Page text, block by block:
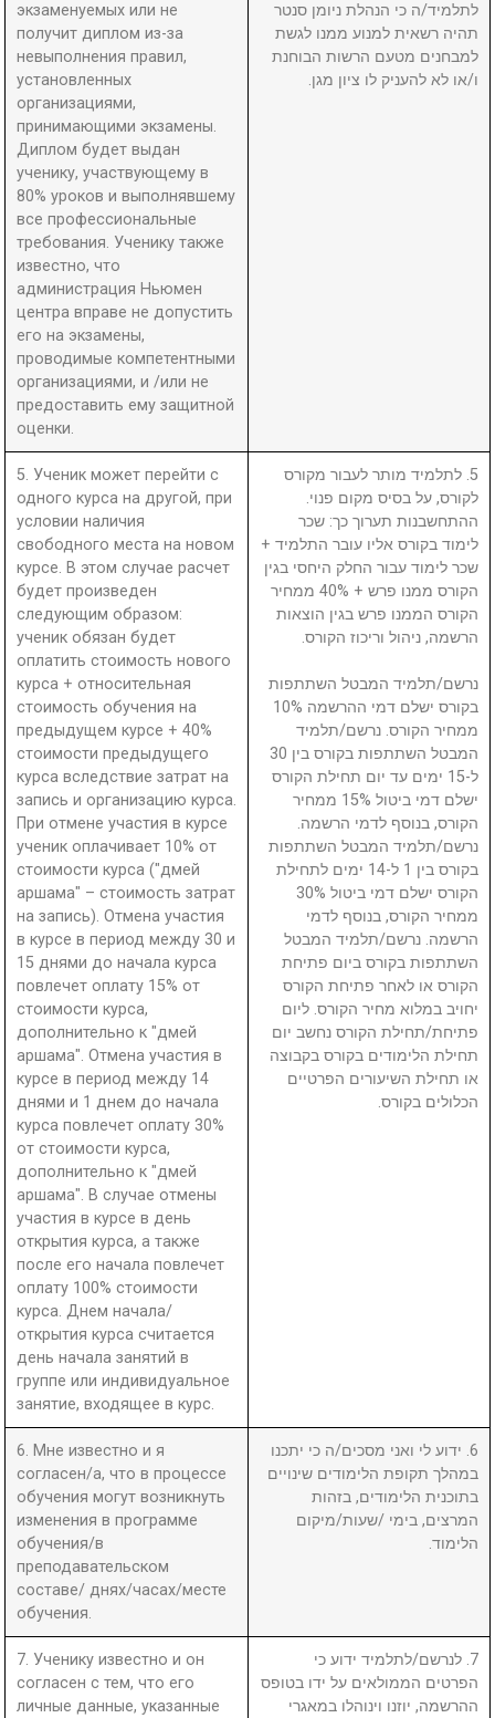
экзаменуемых или не
получит диплом из-за
невыполнения правил,
установленных
организациями,
принимающими экзамены.
Диплом будет выдан
ученику, участвующему в
80% уроков и выполнявшему
все профессиональные
требования. Ученику также
известно, что
администрация Ньюмен
центра вправе не допустить
его на экзамены,
проводимые компетентными
организациями, и /или не
предоставить ему защитной
оценки.
לתלמיד/ה כי הנהלת ניומן סנטר
תהיה רשאית למנוע ממנו לגשת
למבחנים מטעם הרשות הבוחנת
ו/או לא להעניק לו ציון מגן.
5. Ученик может перейти с
одного курса на другой, при
условии наличия
свободного места на новом
курсе. В этом случае расчет
будет произведен
следующим образом:
ученик обязан будет
оплатить стоимость нового
курса + относительная
стоимость обучения на
предыдущем курсе + 40%
стоимости предыдущего
курса вследствие затрат на
запись и организацию курса.
При отмене участия в курсе
ученик оплачивает 10% от
стоимости курса ("дмей
аршама" – стоимость затрат
на запись). Отмена участия
в курсе в период между 30 и
15 днями до начала курса
повлечет оплату 15% от
стоимости курса,
дополнительно к "дмей
аршама". Отмена участия в
курсе в период между 14
днями и 1 днем до начала
курса повлечет оплату 30%
от стоимости курса,
дополнительно к "дмей
аршама". В случае отмены
участия в курсе в день
открытия курса, а также
после его начала повлечет
оплату 100% стоимости
курса. Днем начала/
открытия курса считается
день начала занятий в
группе или индивидуальное
занятие, входящее в курс.
5. לתלמיד מותר לעבור מקורס
לקורס, על בסיס מקום פנוי.
ההתחשבנות תערוך כך: שכר
לימוד בקורס אליו עובר התלמיד +
שכר לימוד עבור החלק היחסי בגין
הקורס ממנו פרש + 40% ממחיר
הקורס הממנו פרש בגין הוצאות
הרשמה, ניהול וריכוז הקורס.
נרשם/תלמיד המבטל השתתפות
בקורס ישלם דמי ההרשמה 10%
ממחיר הקורס. נרשם/תלמיד
המבטל השתתפות בקורס בין 30
ל-15 ימים עד יום תחילת הקורס
ישלם דמי ביטול 15% ממחיר
הקורס, בנוסף לדמי הרשמה.
נרשם/תלמיד המבטל השתתפות
בקורס בין 1 ל-14 ימים לתחילת
הקורס ישלם דמי ביטול 30%
ממחיר הקורס, בנוסף לדמי
הרשמה. נרשם/תלמיד המבטל
השתתפות בקורס ביום פתיחת
הקורס או לאחר פתיחת הקורס
יחויב במלוא מחיר הקורס. ליום
פתיחת/תחילת הקורס נחשב יום
תחילת הלימודים בקורס בקבוצה
או תחילת השיעורים הפרטיים
הכלולים בקורס.
6. Мне известно и я
согласен/а, что в процессе
обучения могут возникнуть
изменения в программе
обучения/в
преподавательском
составе/ днях/часах/месте
обучения.
6. ידוע לי ואני מסכים/ה כי יתכנו
במהלך תקופת הלימודים שינויים
בתוכנית הלימודים, בזהות
המרצים, בימי /שעות/מיקום
הלימוד.
7. Ученику известно и он
согласен с тем, что его
личные данные, указанные
7. לנרשם/לתלמיד ידוע כי
הפרטים הממולאים על ידו בטופס
ההרשמה, יוזנו וינוהלו במאגרי